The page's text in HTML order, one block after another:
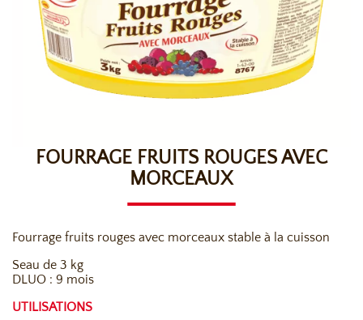
FOURRAGE FRUITS ROUGES AVEC
MORCEAUX
Fourrage fruits rouges avec morceaux stable à la cuisson
Seau de 3 kg
DLUO : 9 mois
UTILISATIONS